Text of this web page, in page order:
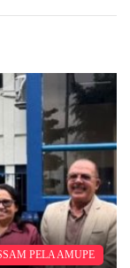
PELA AMUPE